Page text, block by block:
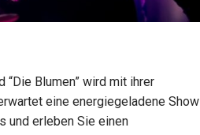
Blumen” wird mit ihrer
eine energiegeladene Show
und erleben Sie einen